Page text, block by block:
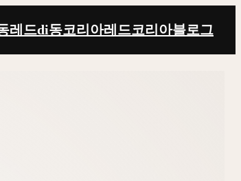
레드di동코리아레드코리아블로그